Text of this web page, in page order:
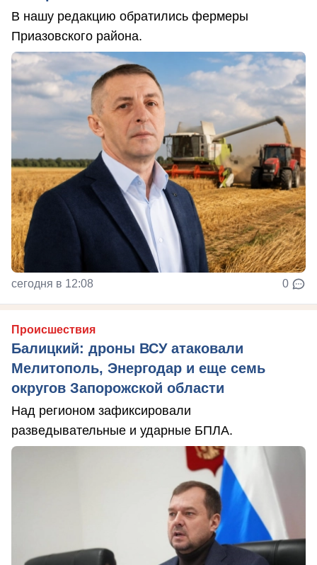
В нашу редакцию обратились фермеры
Приазовского района.
сегодня в 12:08 0
Происшествия
Балицкий: дроны ВСУ атаковали
Мелитополь, Энергодар и еще семь
округов Запорожской области
Над регионом зафиксировали
разведывательные и ударные БПЛА.